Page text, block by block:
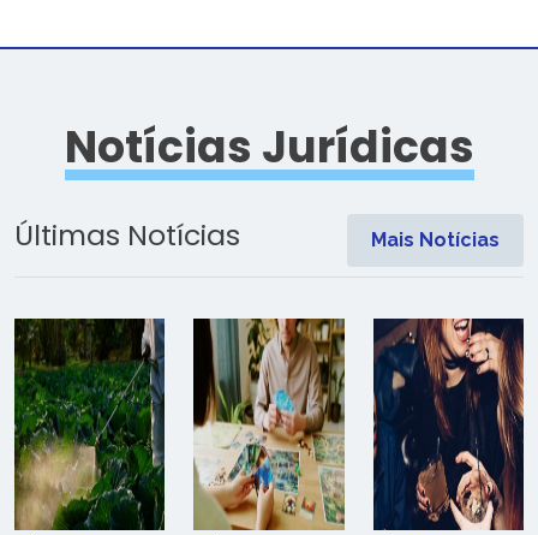
Notícias Jurídicas
Últimas Notícias Mais Notícias